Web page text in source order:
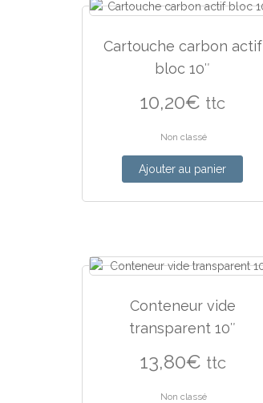
Cartouche carbon actif
bloc 10″
10,20€ ttc
Non classé
Ajouter au panier
Conteneur vide
transparent 10″
13,80€ ttc
Non classé